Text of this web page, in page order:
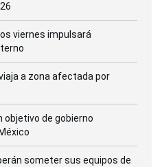
viernes impulsará
a zona afectada por
objetivo de gobierno
someter sus equipos de